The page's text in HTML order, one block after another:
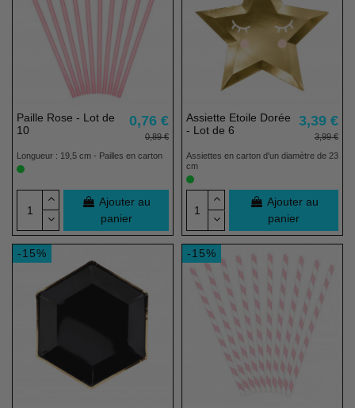
(1 avis)
Paille Rose - Lot de
10
0,76 €
0,89 €
Longueur : 19,5 cm - Pailles en carton
Ajouter au
panier
Assiette Etoile Dorée
- Lot de 6
3,39 €
3,99 €
Assiettes en carton d'un diamètre de 23
cm
Ajouter au
panier
-15% -15%